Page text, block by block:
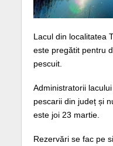
Lacul din localitatea
este pregătit pentru
pescuit.
Administratorii
pescarii din județ și
este joi 23 martie.
Rezervări se fac pe